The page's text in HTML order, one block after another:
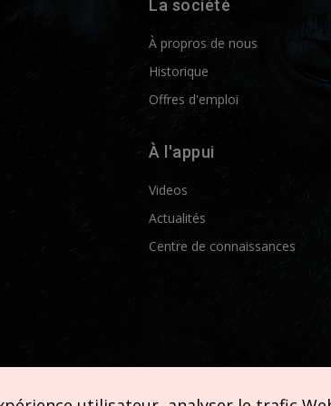
La société
À propros de nous
Historique
Offres d'emploi
À l'appui
Videos
Actualités
Centre de connaissances